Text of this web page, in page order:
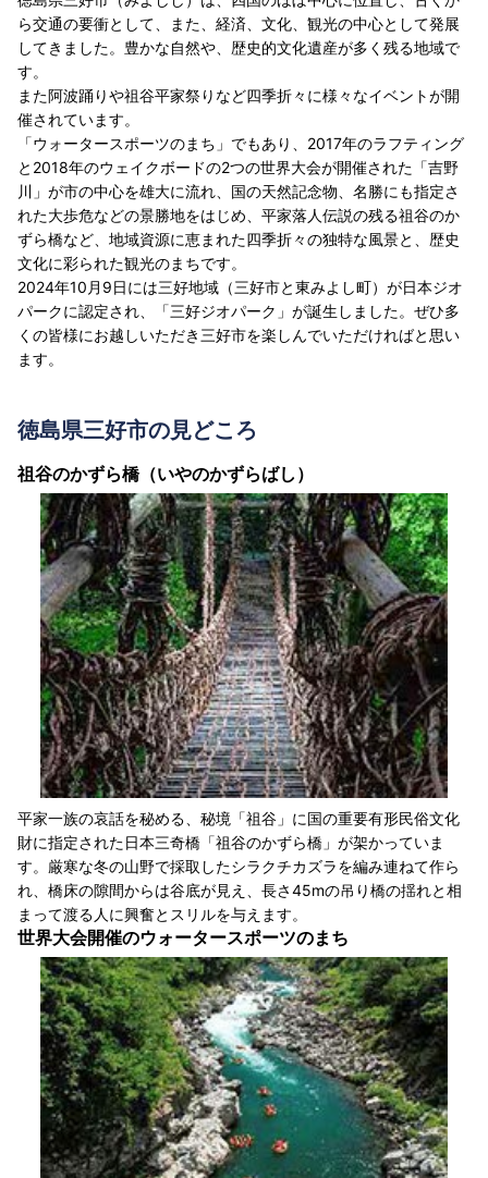
ら交通の要衝として、また、経済、文化、観光の中心として発展
してきました。豊かな自然や、歴史的文化遺産が多く残る地域で
す。
また阿波踊りや祖谷平家祭りなど四季折々に様々なイベントが開
催されています。
「ウォータースポーツのまち」でもあり、2017年のラフティング
と2018年のウェイクボードの2つの世界大会が開催された「吉野
川」が市の中心を雄大に流れ、国の天然記念物、名勝にも指定さ
れた大歩危などの景勝地をはじめ、平家落人伝説の残る祖谷のか
ずら橋など、地域資源に恵まれた四季折々の独特な風景と、歴史
文化に彩られた観光のまちです。
2024年10月9日には三好地域（三好市と東みよし町）が日本ジオ
パークに認定され、「三好ジオパーク」が誕生しました。ぜひ多
くの皆様にお越しいただき三好市を楽しんでいただければと思い
ます。
徳島県三好市の見どころ
祖谷のかずら橋（いやのかずらばし）
平家一族の哀話を秘める、秘境「祖谷」に国の重要有形民俗文化
財に指定された日本三奇橋「祖谷のかずら橋」が架かっていま
す。厳寒な冬の山野で採取したシラクチカズラを編み連ねて作ら
れ、橋床の隙間からは谷底が見え、長さ45mの吊り橋の揺れと相
まって渡る人に興奮とスリルを与えます。
世界大会開催のウォータースポーツのまち